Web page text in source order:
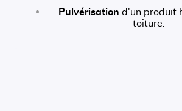
Pulvérisation d'un produit
toiture.